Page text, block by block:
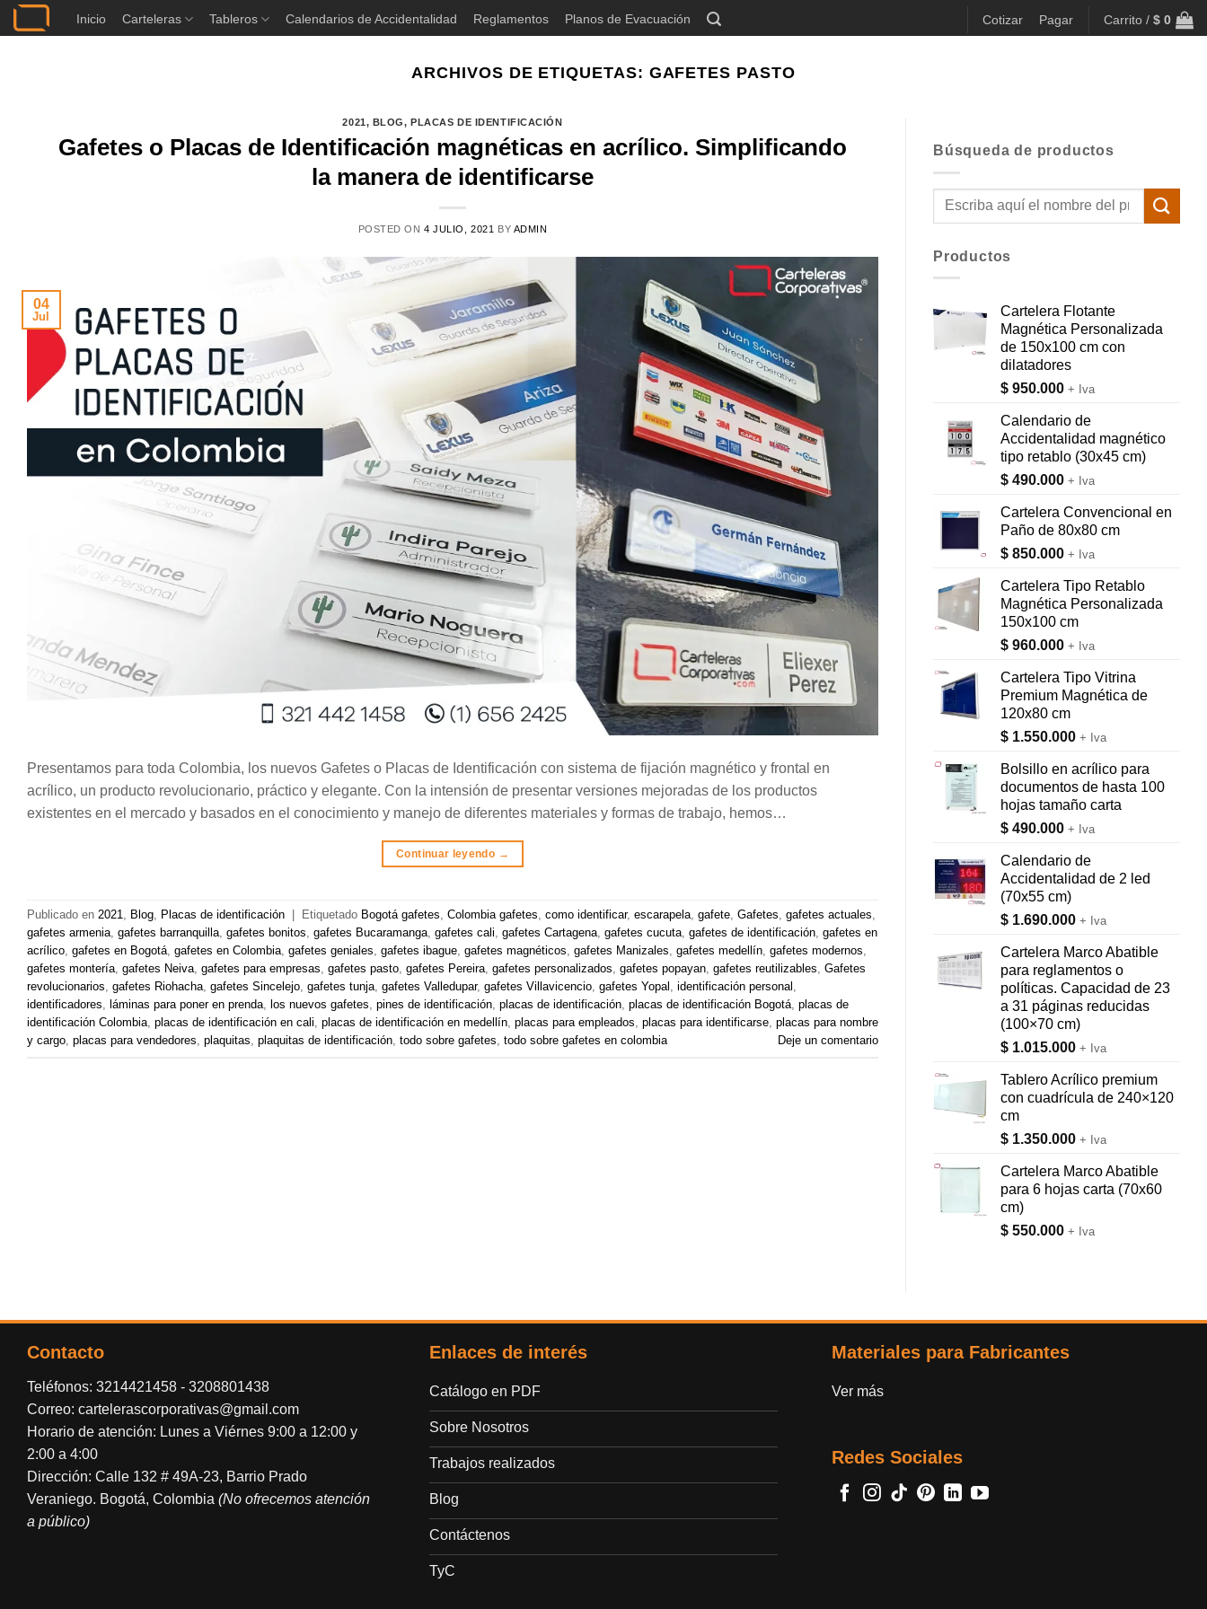
Saltar
al
Inicio Carteleras Tableros Calendarios de Accidentalidad Reglamentos Planos de Evacuación Cotizar Pagar Carrito / $ 0
ARCHIVOS DE ETIQUETAS: GAFETES PASTO
2021, BLOG,PLACAS DE IDENTIFICACIÓN
Gafetes o Placas de Identificación magnéticas en acrílico. Simplificando
la manera de identificarse
POSTED ON4 JULIO, 2021 BY ADMIN
04
Jul
Presentamos para toda Colombia, los nuevos Gafetes o Placas de Identificación con sistema de fijación magnético y frontal en
acrílico, un producto revolucionario, práctico y elegante. Con la intensión de presentar versiones mejoradas de los productos
existentes en el mercado y basados en el conocimiento y manejo de diferentes materiales y formas de trabajo, hemos…
Continuar leyendo →
Publicado en 2021, Blog, Placas de identificación Etiquetado Bogotá gafetes, Colombia gafetes, como identificar, escarapela, gafete, Gafetes, gafetes actuales,
gafetes armenia, gafetes barranquilla, gafetes bonitos, gafetes Bucaramanga, gafetes cali, gafetes Cartagena, gafetes cucuta, gafetes de identificación, gafetes en
acrílico, gafetes en Bogotá, gafetes en Colombia, gafetes geniales, gafetes ibague, gafetes magnéticos, gafetes Manizales, gafetes medellín, gafetes modernos,
gafetes montería, gafetes Neiva, gafetes para empresas, gafetes pasto, gafetes Pereira, gafetes personalizados, gafetes popayan, gafetes reutilizables, Gafetes
revolucionarios, gafetes Riohacha, gafetes Sincelejo, gafetes tunja, gafetes Valledupar, gafetes Villavicencio, gafetes Yopal , identificación personal ,
identificadores, láminas para poner en prenda, los nuevos gafetes, pines de identificación, placas de identificación, placas de identificación Bogotá, placas de
identificación Colombia, placas de identificación en cali, placas de identificación en medellín, placas para empleados, placas para identificarse, placas para nombre
y cargo, placas para vendedores, plaquitas, plaquitas de identificación, todo sobre gafetes, todo sobre gafetes en colombia Deje un comentario
Búsqueda de productos
Buscar
Productos
Cartelera Flotante
Magnética Personalizada
de 150x100 cm con
dilatadores
$ 950.000 + Iva
Calendario de
Accidentalidad magnético
tipo retablo (30x45 cm)
$ 490.000 + Iva
Cartelera Convencional en
Paño de 80x80 cm
$ 850.000 + Iva
Cartelera Tipo Retablo
Magnética Personalizada
150x100 cm
$ 960.000 + Iva
Cartelera Tipo Vitrina
Premium Magnética de
120x80 cm
$ 1.550.000 + Iva
Bolsillo en acrílico para
documentos de hasta 100
hojas tamaño carta
$ 490.000 + Iva
Calendario de
Accidentalidad de 2 led
(70x55 cm)
$ 1.690.000 + Iva
Cartelera Marco Abatible
para reglamentos o
políticas. Capacidad de 23
a 31 páginas reducidas
(100×70 cm)
$ 1.015.000 + Iva
Tablero Acrílico premium
con cuadrícula de 240×120
cm
$ 1.350.000 + Iva
Cartelera Marco Abatible
para 6 hojas carta (70x60
cm)
$ 550.000 + Iva
Contacto
Teléfonos: 3214421458 - 3208801438
Correo: cartelerascorporativas@gmail.com
Horario de atención: Lunes a Viérnes 9:00 a 12:00 y
2:00 a 4:00
Dirección: Calle 132 # 49A-23, Barrio Prado
Veraniego. Bogotá, Colombia (No ofrecemos atención
a público)
Enlaces de interés
Catálogo en PDF
Sobre Nosotros
Trabajos realizados
Blog
Contáctenos
TyC
Materiales para Fabricantes
Ver más
Redes Sociales